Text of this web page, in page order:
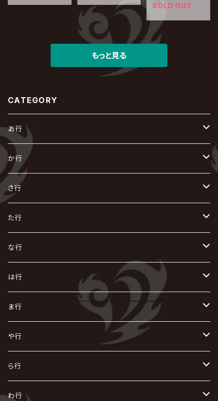
SOLD OUT
もっと見る
CATEGORY
あ行
あ
R指定
AIOLIN
Azavana
Acid Black Cherry
い
IKUO
exist†trace
色々な十字架
う
VIRGE / ヴァージュ
Waive
え
ACE OF SPADES
X JAPAN
LSN / The LEGENDARY SIX NINE
お
AURORIZE
OFIAM
か行
か
怪人二十面奏
Kαin
the GazettE
き
KISAKI
キズ
く
Crack6
グラビティ
け
[ kei ] / 圭
仮病
こ
GOATBED
ゴールデンボンバー
さ行
さ
ザアザア
The THIRTEEN
し
Zeke Deux
Z CLEAR
す
Z CLEAR
超ジャシー
せ
ゼラ
零[Hz]
そ
SOPHIA
ZOMBIE / ぞんび
た行
た
DASEIN
DAIGO
ち
CHAQLA.
つ
て
D
DIAURA
と
東京花嫁
な行
な
NIGHTMARE
NAZARE
に
NiEL
NICOLAS
ぬ
nurié
ね
NETH PRIERE CAIN
の
は行
は
heidi.
H.U.G
ひ
HERO
美炎-BIEN-
ふ
Far East Dizain
へ
ま行
ま
THE MICRO HEAD 4N'S
MAO / マオ from SID
み
未完成アリス
む
や行
や
ヤミテラ / 外道反逆者ヤミテラ
ゆ
ら行
ら
わ行